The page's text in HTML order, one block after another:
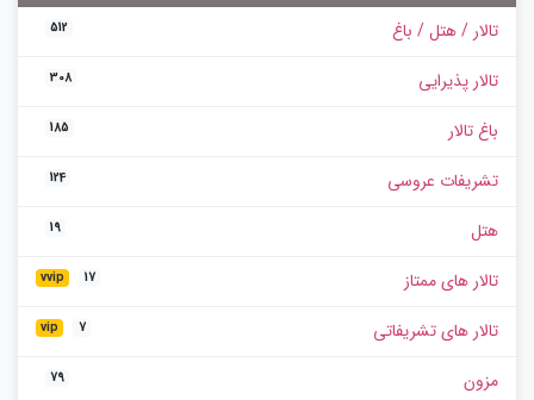
تالار / هتل / باغ 512
تالار پذیرایی 308
باغ تالار 185
تشریفات عروسی 124
هتل 19
تالار های ممتاز vvip 17
تالار های تشریفاتی vip 7
مزون 79